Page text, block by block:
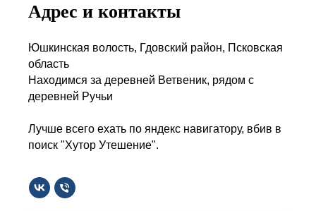
Адрес и контакты
Юшкинская волость, Гдовский район, Псковская
область
Находимся за деревней Ветвеник, рядом с
деревней Ручьи
Лучше всего ехать по яндекс навигатору, вбив в
поиск "Хутор Утешение".